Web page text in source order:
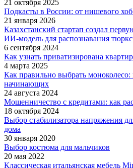
21 октября 2025
Подкасты в России: от нишевого
21 января 2026
Казахстанский стартап создал
ИИ-модель для распознавания
6 сентября 2024
Как узнать приватизирована
4 марта 2025
Как правильно выбрать моноколесо:
начинающих
24 августа 2024
Мошенничество с кредитами: как
18 октября 2024
Выбор стабилизатора напряжения
дома
30 января 2020
Выбор костюма для мальчиков
20 мая 2022
Классическая итальянская мебель